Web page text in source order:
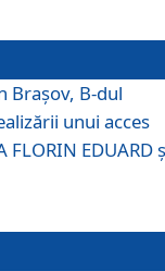
Braşov, B-dul
unui acces
EDUARD